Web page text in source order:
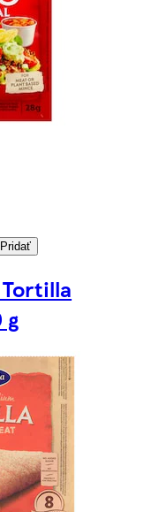
Pridať
g